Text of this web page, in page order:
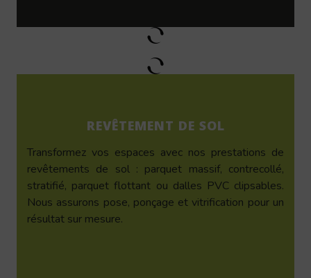
REVÊTEMENT DE SOL
Transformez vos espaces avec nos prestations de
revêtements de sol : parquet massif, contrecollé,
stratifié, parquet flottant ou dalles PVC clipsables.
Nous assurons pose, ponçage et vitrification pour un
résultat sur mesure.